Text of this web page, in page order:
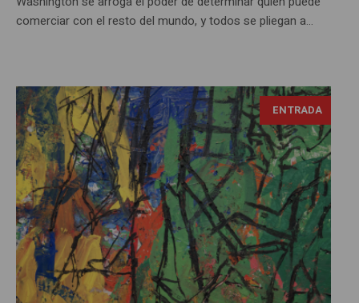
comerciar con el resto del mundo, y todos se pliegan a...
ENTRADA
Georg Baselitz, fotografía Hans Olofsson, tomado de:
https://flic.kr/p/e8CDJn